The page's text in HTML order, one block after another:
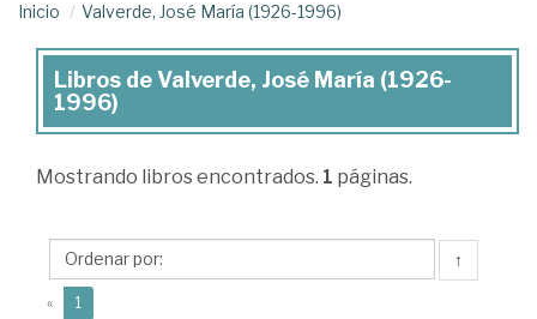
Inicio Valverde, José María (1926-1996)
Libros
de
Valverde,
María
(1926-
Libros de Valverde, José María (1926-
1996)
Mostrando libros encontrados. 1 páginas.
↑
« 1